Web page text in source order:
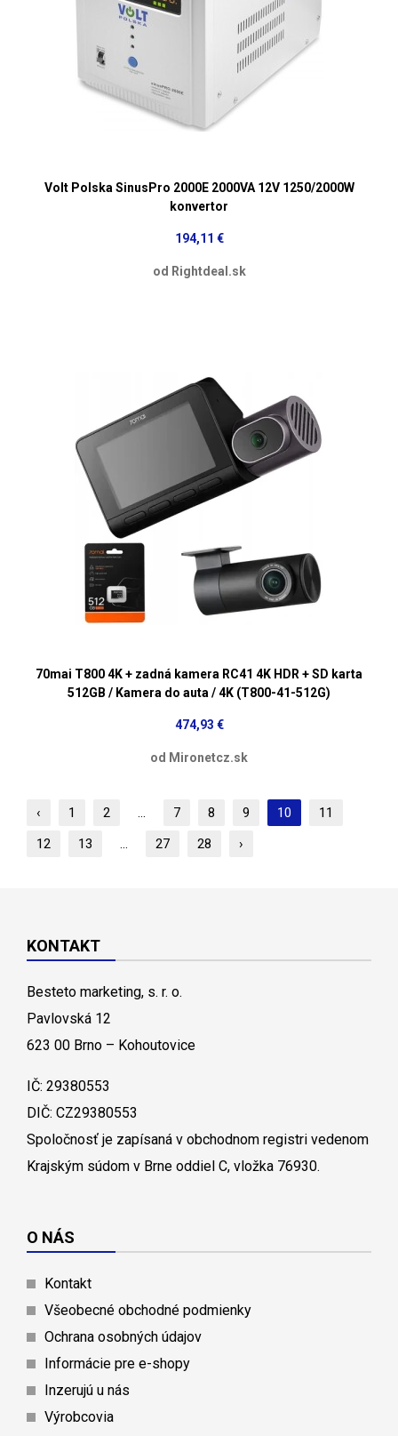
Volt Polska SinusPro 2000E 2000VA 12V 1250/2000W
konvertor
194,11 €
od Rightdeal.sk
70mai T800 4K + zadná kamera RC41 4K HDR + SD karta
512GB / Kamera do auta / 4K (T800-41-512G)
474,93 €
od Mironetcz.sk
‹ 1 2 ... 7 8 9 10
11
12
13 ... 27 28 ›
KONTAKT
Besteto marketing, s. r. o.
Pavlovská 12
623 00 Brno – Kohoutovice
IČ: 29380553
DIČ: CZ29380553
Spoločnosť je zapísaná v obchodnom registri vedenom
Krajským súdom v Brne oddiel C, vložka 76930.
O NÁS
Kontakt
Všeobecné obchodné podmienky
Ochrana osobných údajov
Informácie pre e-shopy
Inzerujú u nás
Výrobcovia